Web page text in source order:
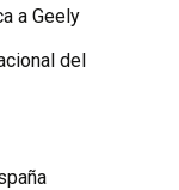
a Geely
del